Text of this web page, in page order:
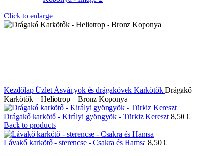
Click to enlarge
Kezdőlap Üzlet Ásványok és drágakövek Karkötők Drágakő
Karkötők – Heliotrop – Bronz Koponya
Drágakő karkötő - Királyi gyöngyök - Türkiz Kereszt 8,50 €
Back to products
Lávakő karkötő - sterencse - Csakra és Hamsa 8,50 €